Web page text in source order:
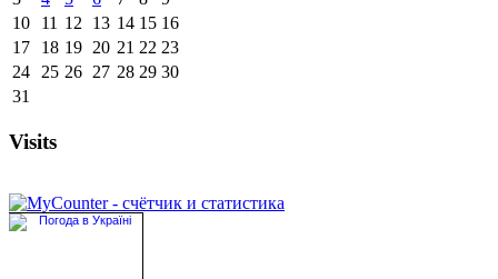
10
11 12 13 14 15 16
17
18 19 20 21 22 23
24
25 26 27 28 29 30
31
Visits